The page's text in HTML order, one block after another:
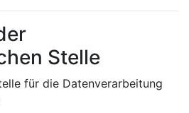
Stelle
für die Datenverarbeitung